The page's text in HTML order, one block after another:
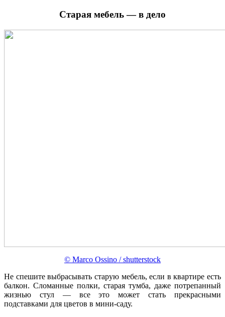
Старая мебель — в дело
© Marco Ossino / shutterstock
Не спешите выбрасывать старую мебель, если в квартире есть
балкон. Сломанные полки, старая тумба, даже потрепанный
жизнью стул — все это может стать прекрасными
подставками для цветов в мини-саду.